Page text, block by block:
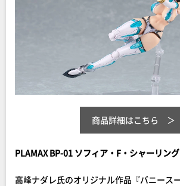
商品詳細はこちら
PLAMAX BP-01 ソフィア・F・シャーリング
高峰ナダレ氏のオリジナル作品『バニース